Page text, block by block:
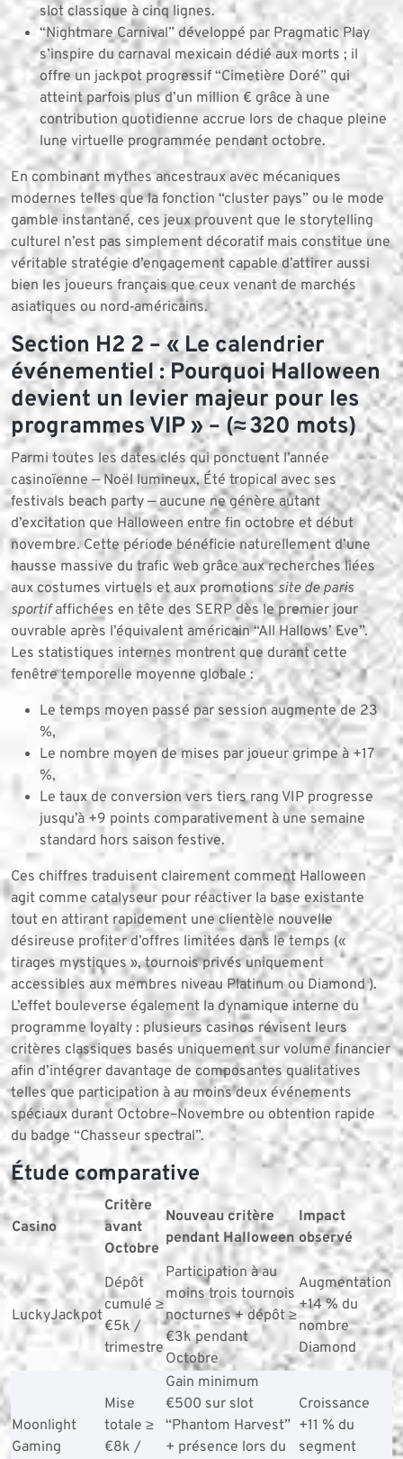
slot classique à cinq lignes.
“Nightmare Carnival” développé par Pragmatic Play
s’inspire du carnaval mexicain dédié aux morts ; il
offre un jackpot progressif “Cimetière Doré” qui
atteint parfois plus d’un million € grâce à une
contribution quotidienne accrue lors de chaque pleine
lune virtuelle programmée pendant octobre.
En combinant mythes ancestraux avec mécaniques
modernes telles que la fonction “cluster pays” ou le mode
gamble instantané, ces jeux prouvent que le storytelling
culturel n’est pas simplement décoratif mais constitue une
véritable stratégie d’engagement capable d’attirer aussi
bien les joueurs français que ceux venant de marchés
asiatiques ou nord‑américains.
Section H2 2 – « Le calendrier
événementiel : Pourquoi Halloween
devient un levier majeur pour les
programmes VIP » – (≈ 320 mots)
Parmi toutes les dates clés qui ponctuent l’année
casinoïenne — Noël lumineux, Été tropical avec ses
festivals beach party — aucune ne génère autant
d’excitation que Halloween entre fin octobre et début
novembre. Cette période bénéficie naturellement d’une
hausse massive du trafic web grâce aux recherches liées
aux costumes virtuels et aux promotionssite de paris
sportifaffichées en tête des SERP dès le premier jour
ouvrable après l’équivalent américain “All Hallows’ Eve”.
Les statistiques internes montrent que durant cette
fenêtre temporelle moyenne globale :
Le temps moyen passé par session augmente de 23
%,
Le nombre moyen de mises par joueur grimpe à +17
%,
Le taux de conversion vers tiers rang VIP progresse
jusqu’à +9 points comparativement à une semaine
standard hors saison festive.
Ces chiffres traduisent clairement comment Halloween
agit comme catalyseur pour réactiver la base existante
tout en attirant rapidement une clientèle nouvelle
désireuse profiter d’offres limitées dans le temps («
tirages mystiques », tournois privés uniquement
accessibles aux membres niveau Platinum ou Diamond ).
L’effet bouleverse également la dynamique interne du
programme loyalty : plusieurs casinos révisent leurs
critères classiques basés uniquement sur volume financier
afin d’intégrer davantage de composantes qualitatives
telles que participation à au moins deux événements
spéciaux durant Octobre–Novembre ou obtention rapide
du badge “Chasseur spectral”.
Étude comparative
Casino
Critère
avant
Octobre
Nouveau critère
pendant Halloween
Impact
observé
LuckyJackpot
Dépôt
cumulé ≥
€5k /
trimestre
Participation à au
moins trois tournois
nocturnes + dépôt ≥
€3k pendant
Octobre
Augmentation
+14 % du
nombre
Diamond
Moonlight
Gaming
Mise
totale ≥
€8k /
Gain minimum
€500 sur slot
“Phantom Harvest”
+ présence lors du
Croissance
+11 % du
segment